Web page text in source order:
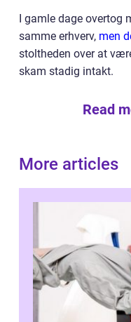
I gamle dage overtog
samme erhverv, men
stoltheden over at
skam stadig intakt.
Read
More articles